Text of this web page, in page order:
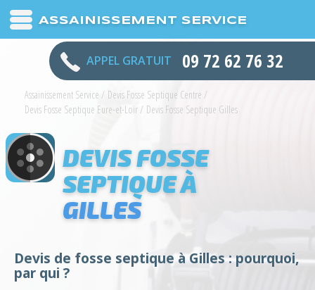
ASSAINISSEMENT SERVICE
APPEL GRATUIT 09 72 62 76 32
Assainissement Service / Devis Fosse Septique Centre /
Devis Fosse Septique Eure-et-Loir/ Devis Fosse Septique Gilles
DEVIS FOSSE
SEPTIQUE À
GILLES
Devis de fosse septique à Gilles : pourquoi,
par qui ?